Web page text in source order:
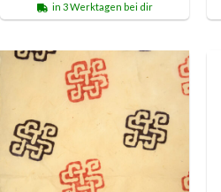
in 3 Werktagen bei dir